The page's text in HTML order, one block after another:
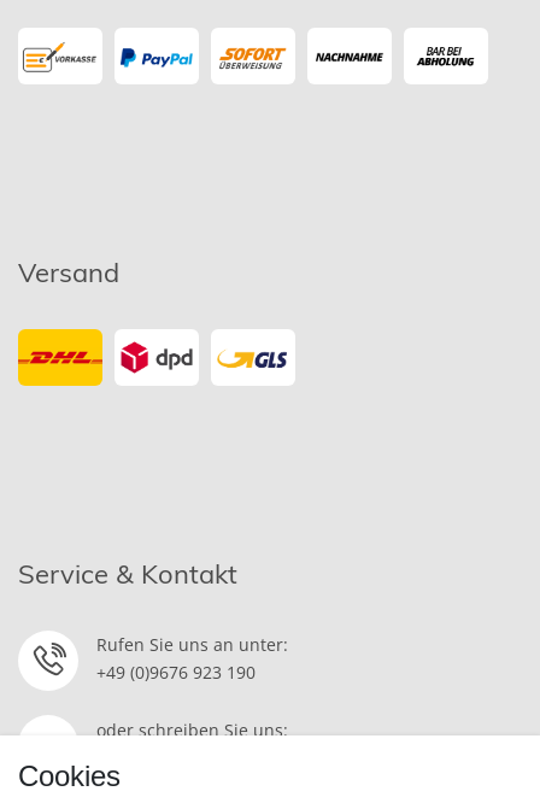
Versand
Service & Kontakt
Rufen Sie uns an unter:
+49 (0)9676 923 190
oder schreiben Sie uns:
Cookies